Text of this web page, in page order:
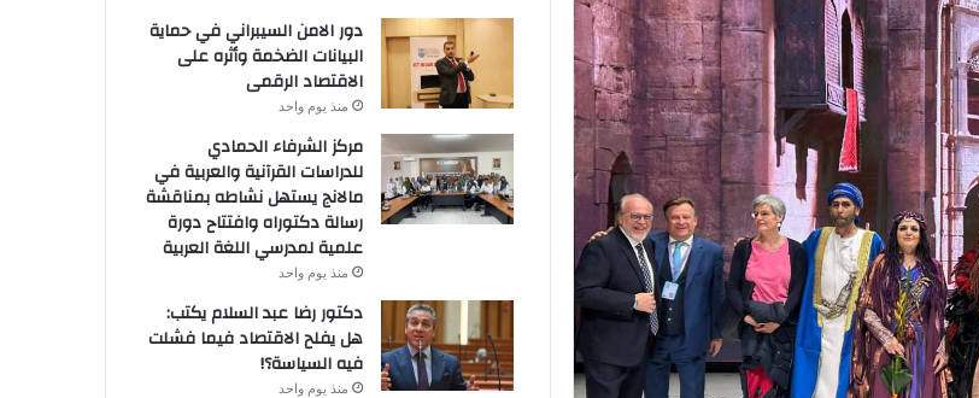
دور الامن السيبراني في حماية
البيانات الضخمة وأثره على
الاقتصاد الرقمى
منذ يوم واحد
مركز الشرفاء الحمادي
للدراسات القرآنية والعربية في
مالانج يستهل نشاطه بمناقشة
رسالة دكتوراه وافتتاح دورة
علمية لمدرسي اللغة العربية
منذ يوم واحد
دكتور رضا عبد السلام يكتب:
هل يفلح الاقتصاد فيما فشلت
فيه السياسة؟!
منذ يوم واحد